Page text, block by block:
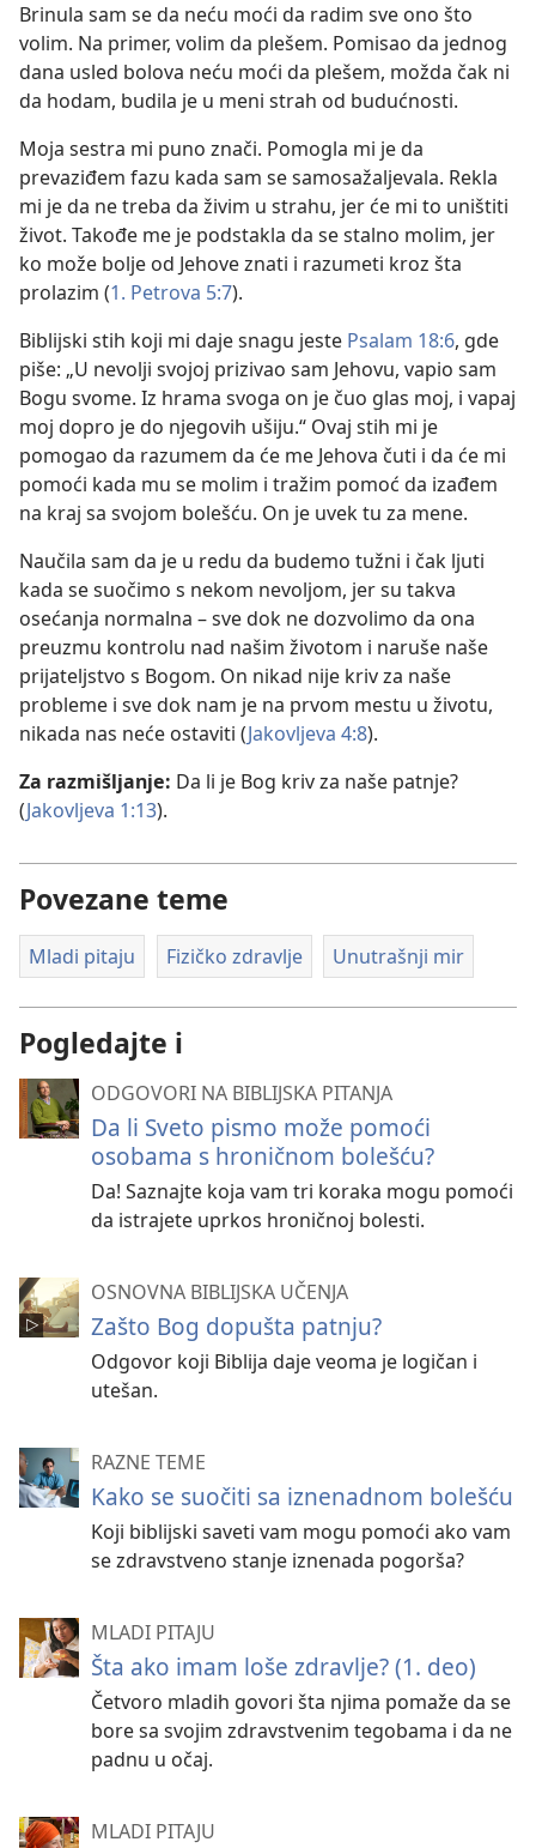
Brinula sam se da neću moći da radim sve ono što
volim. Na primer, volim da plešem. Pomisao da jednog
dana usled bolova neću moći da plešem, možda čak ni
da hodam, budila je u meni strah od budućnosti.
Moja sestra mi puno znači. Pomogla mi je da
prevaziđem fazu kada sam se samosažaljevala. Rekla
mi je da ne treba da živim u strahu, jer će mi to uništiti
život. Takođe me je podstakla da se stalno molim, jer
ko može bolje od Jehove znati i razumeti kroz šta
prolazim (1. Petrova 5:7).
Biblijski stih koji mi daje snagu jeste Psalam 18:6, gde
piše: „U nevolji svojoj prizivao sam Jehovu, vapio sam
Bogu svome. Iz hrama svoga on je čuo glas moj, i vapaj
moj dopro je do njegovih ušiju.“ Ovaj stih mi je
pomogao da razumem da će me Jehova čuti i da će mi
pomoći kada mu se molim i tražim pomoć da izađem
na kraj sa svojom bolešću. On je uvek tu za mene.
Naučila sam da je u redu da budemo tužni i čak ljuti
kada se suočimo s nekom nevoljom, jer su takva
osećanja normalna – sve dok ne dozvolimo da ona
preuzmu kontrolu nad našim životom i naruše naše
prijateljstvo s Bogom. On nikad nije kriv za naše
probleme i sve dok nam je na prvom mestu u životu,
nikada nas neće ostaviti (Jakovljeva 4:8).
Za razmišljanje: Da li je Bog kriv za naše patnje?
(Jakovljeva 1:13).
Povezane teme
Mladi pitaju Fizičko zdravlje Unutrašnji mir
Pogledajte i
ODGOVORI NA BIBLIJSKA PITANJA
Da li Sveto pismo može pomoći
osobama s hroničnom bolešću?
Da! Saznajte koja vam tri koraka mogu pomoći
da istrajete uprkos hroničnoj bolesti.
OSNOVNA BIBLIJSKA UČENJA
Zašto Bog dopušta patnju?
Odgovor koji Biblija daje veoma je logičan i
utešan.
RAZNE TEME
Kako se suočiti sa iznenadnom bolešću
Koji biblijski saveti vam mogu pomoći ako vam
se zdravstveno stanje iznenada pogorša?
MLADI PITAJU
Šta ako imam loše zdravlje? (1. deo)
Četvoro mladih govori šta njima pomaže da se
bore sa svojim zdravstvenim tegobama i da ne
padnu u očaj.
MLADI PITAJU